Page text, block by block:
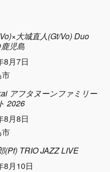
大城直人(Gt/Vo) Duo
児島
8月7日
市
アフタヌーンファミリー
2026
8月8日
市
(Pf) TRIO JAZZ LIVE
8月10日